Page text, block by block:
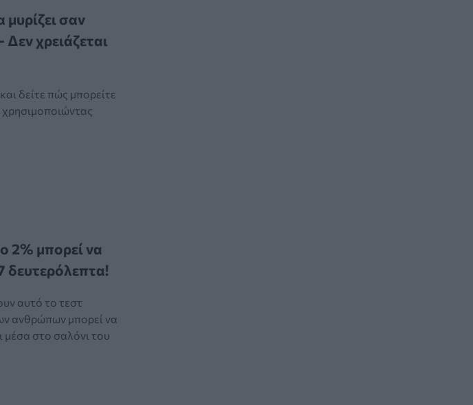
μυρίζει σαν
χρειάζεται
δείτε πώς μπορείτε
2% μπορεί να
δευτερόλεπτα!
αυτό το τεστ
ανθρώπων μπορεί να
μέσα στο σαλόνι του